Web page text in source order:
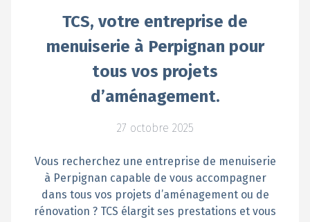
TCS, votre entreprise de
menuiserie à Perpignan pour
tous vos projets
d’aménagement.
27 octobre 2025
Vous recherchez une entreprise de menuiserie
à Perpignan capable de vous accompagner
dans tous vos projets d’aménagement ou de
rénovation ? TCS élargit ses prestations et vous